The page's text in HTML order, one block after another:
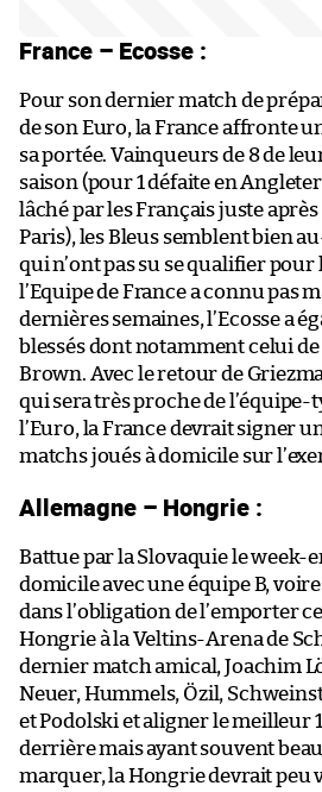
France – Ecosse :
Pour son dernier match de
de son Euro, la France affronte
sa portée. Vainqueurs de 8 de
saison (pour 1 défaite en
lâché par les Français juste après
Paris), les Bleus semblent bien
qui n’ont pas su se qualifier pour
l’Equipe de France a connu pas
dernières semaines, l’Ecosse a
blessés dont notamment celui
Brown. Avec le retour de
qui sera très proche de
l’Euro, la France devrait signer
matchs joués à domicile sur
Allemagne – Hongrie :
Battue par la Slovaquie le week-
domicile avec une équipe B, voire
dans l’obligation de l’emporter
Hongrie à la Veltins-Arena de
dernier match amical, Joachim
Neuer, Hummels, Özil,
et Podolski et aligner le meilleur
derrière mais ayant souvent
marquer, la Hongrie devrait peu